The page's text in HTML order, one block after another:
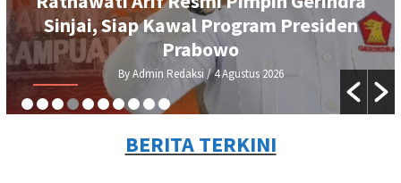
Sinjai, Siap Kawal Program Presiden
Prabowo
By Admin Redaksi / 4 Agustus 2026
BERITA TERKINI